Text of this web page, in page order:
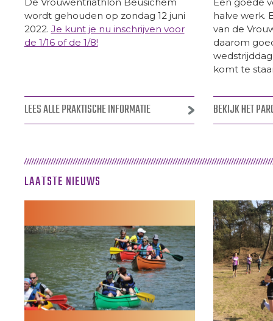
wordt gehouden op zondag 12 juni
2022. Je kunt je nu inschrijven voor
de 1/16 of de 1/8!
LEES ALLE PRAKTISCHE INFORMATIE
halve werk.
van de
daarom
komt te
BEKIJK HET
LAATSTE NIEUWS